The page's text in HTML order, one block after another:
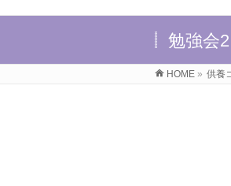
勉強会2
HOME » 供養